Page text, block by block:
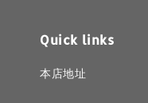
Quick links
本店地址